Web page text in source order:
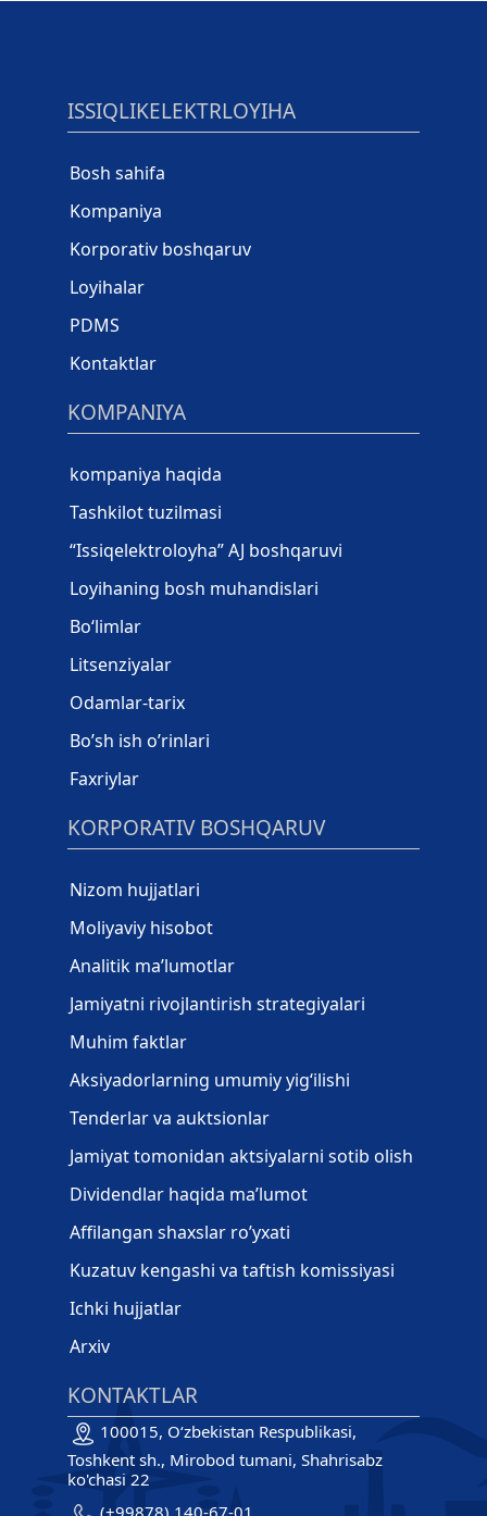
ISSIQLIKELEKTRLOYIHA
Bosh sahifa
Kompaniya
Korporativ boshqaruv
Loyihalar
PDMS
Kontaktlar
KOMPANIYA
kompaniya haqida
Tashkilot tuzilmasi
“Issiqelektroloyha” AJ boshqaruvi
Loyihaning bosh muhandislari
Bo‘limlar
Litsenziyalar
Odamlar-tarix
Bo’sh ish o’rinlari
Faxriylar
KORPORATIV BOSHQARUV
Nizom hujjatlari
Moliyaviy hisobot
Analitik ma’lumotlar
Jamiyatni rivojlantirish strategiyalari
Muhim faktlar
Aksiyadorlarning umumiy yig‘ilishi
Tenderlar va auktsionlar
Jamiyat tomonidan aktsiyalarni sotib olish
Dividendlar haqida ma’lumot
Affilangan shaxslar ro’yxati
Kuzatuv kengashi va taftish komissiyasi
Ichki hujjatlar
Arxiv
KONTAKTLAR
100015, O‘zbekistan Respublikasi,
Toshkent sh., Mirobod tumani, Shahrisabz
ko'chasi 22
(+99878) 140-67-01